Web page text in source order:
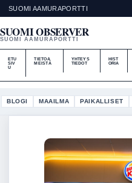
SUOMI AAMURAPORTTI
SUOMI OBSERVER
SUOMI AAMURAPORTTI
ETU
SIV
U
TIETOA
MEISTÄ
YHTEYS
TIEDOT
HIST
ORIA
BLOGI MAAILMA PAIKALLISET